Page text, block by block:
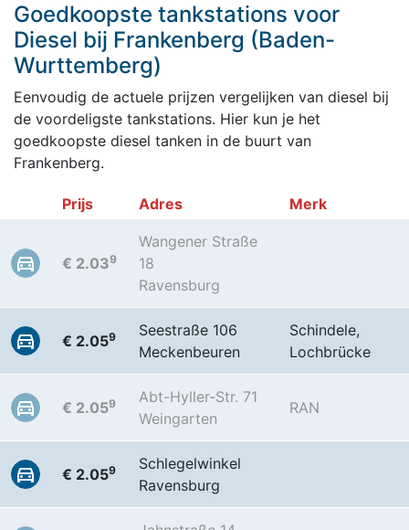
Goedkoopste tankstations voor
Diesel bij Frankenberg (Baden-
Wurttemberg)
Eenvoudig de actuele prijzen vergelijken van diesel bij
de voordeligste tankstations. Hier kun je het
goedkoopste diesel tanken in de buurt van
Frankenberg.
Prijs Adres Merk
€ 2.039
Wangener Straße
18
Ravensburg
€ 2.059
Seestraße 106
Meckenbeuren
Schindele,
Lochbrücke
€ 2.059
Abt-Hyller-Str. 71
Weingarten
RAN
€ 2.059
Schlegelwinkel
Ravensburg